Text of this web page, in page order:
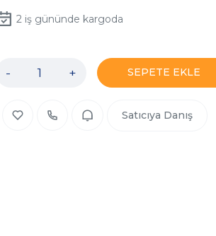
2iş gününde kargoda
- + SEPETE EKLE
Satıcıya Danış